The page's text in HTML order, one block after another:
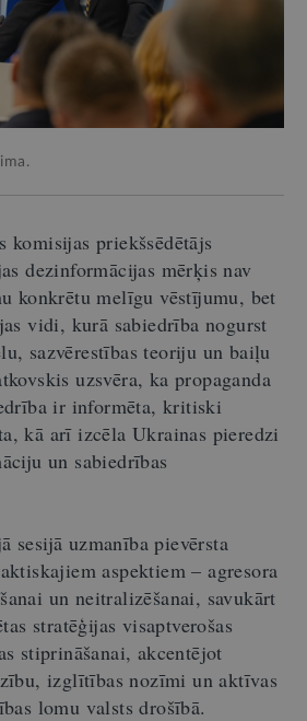
komisijas priekšsēdētājs
dezinformācijas mērķis nav
konkrētu melīgu vēstījumu, bet
vidi, kurā sabiedrība nogurst
sazvērestības teoriju un baiļu
uzsvēra, ka propaganda
ir informēta, kritiski
kā arī izcēla Ukrainas pieredzi
un sabiedrības
sesijā uzmanība pievērsta
aspektiem– agresora
un neitralizēšanai, savukārt
stratēģijas visaptverošas
stiprināšanai, akcentējot
izglītības nozīmi un aktīvas
lomu valsts drošībā.